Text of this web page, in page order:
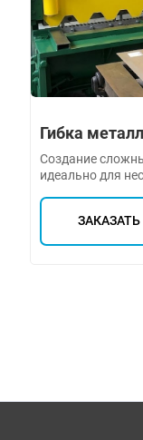
Гибка
Создание
идеально для
ЗАКАЗАТЬ